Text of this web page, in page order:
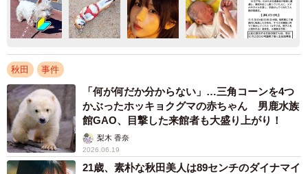
秋田 事件
「何が何だか分からない」…三角コーンを4つ
かぶったホッキョクグマの赤ちゃん 男鹿水族
館GAO、目撃した来館者も大盛り上がり！
梨木 香奈
2026.06.19
21歳、素朴な秋田美人は89センチのダイナマイ